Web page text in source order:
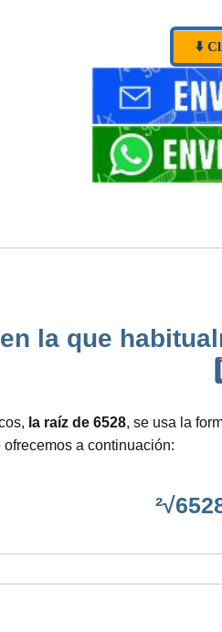
⬇️
la que
la raíz de 6528, se usa la
a continuación: